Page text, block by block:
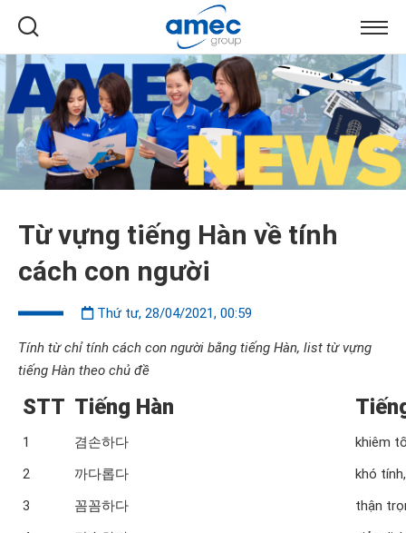
Từ vựng tiếng Hàn về tính
cách con người
Thứ tư, 28/04/2021, 00:59
Tính từ chỉ tính cách con người bằng tiếng Hàn, list từ vựng
tiếng Hàn theo chủ đề
STT Tiếng Hàn
1 겸손하다
khiêm
2
까다롭다
khó
3
꼼꼼하다
thận